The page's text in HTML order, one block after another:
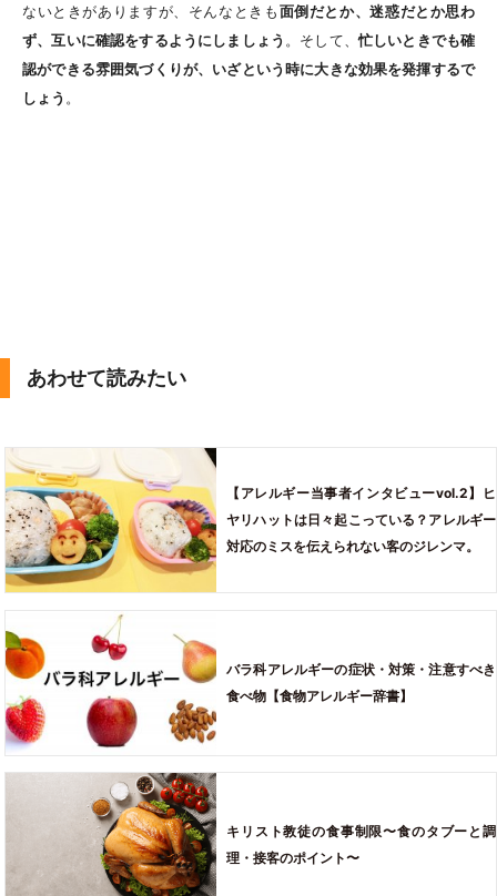
ないときがありますが、そんなときも面倒だとか、迷惑だとか思わ
ず、互いに確認をするようにしましょう 。そして、忙しいときでも確
認ができる雰囲気づくりが、いざという時に大きな効果を発揮するで
しょう 。
あわせて読みたい
【アレルギー当事者インタビューvol.2】ヒ
ヤリハットは日々起こっている？アレルギー
対応のミスを伝えられない客のジレンマ。
バラ科アレルギーの症状・対策・注意すべき
食べ物【食物アレルギー辞書】
キリスト教徒の食事制限〜食のタブーと調
理・接客のポイント〜